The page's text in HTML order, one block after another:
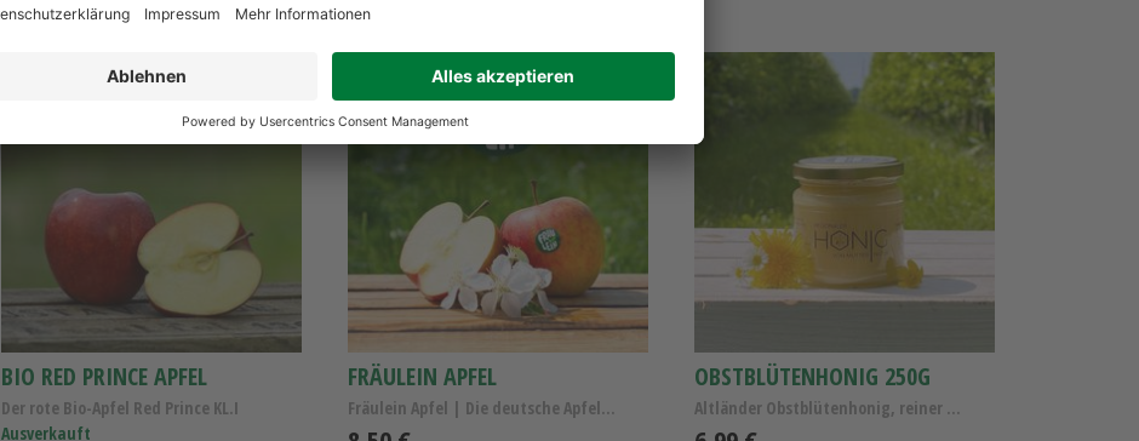
BIO RED PRINCE APFEL
Der rote Bio-Apfel Red Prince KL.I
Ausverkauft
FRÄULEIN APFEL
Fräulein Apfel | Die deutsche Apfelentdeckung
OBSTBLÜTENHONIG 250G
Altländer Obstblütenhonig, reiner Obstblütenhonig,...